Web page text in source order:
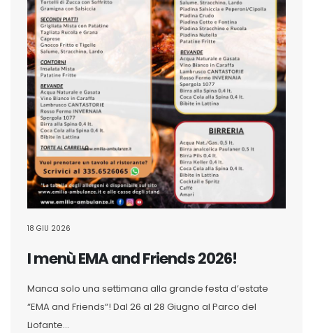
18 GIU 2026
I menù EMA and Friends 2026!
Manca solo una settimana alla grande festa d’estate
“EMA and Friends“! Dal 26 al 28 Giugno al Parco del
Liofante...